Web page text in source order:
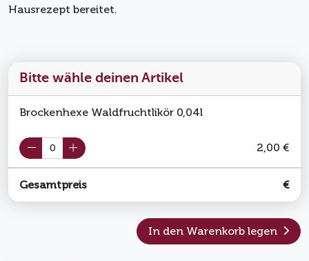
Hausrezept bereitet.
Bitte wähle deinen Artikel
Brockenhexe Waldfruchtlikör 0,04l
2,00 €
Gesamtpreis €
In den Warenkorb legen